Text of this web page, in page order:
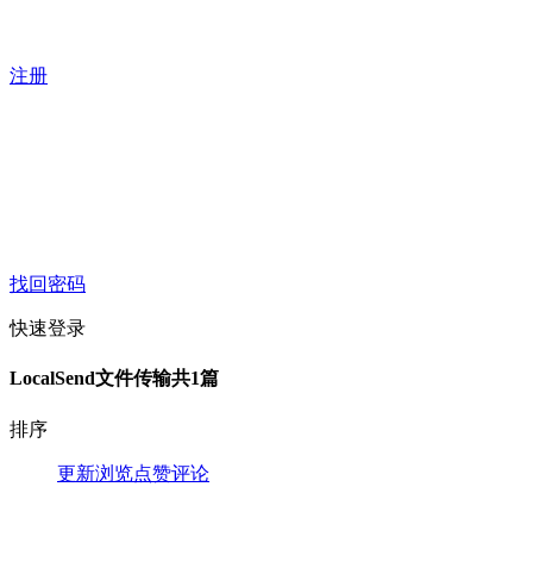
注册
找回密码
快速登录
LocalSend文件传输共1篇
排序
更新浏览点赞评论